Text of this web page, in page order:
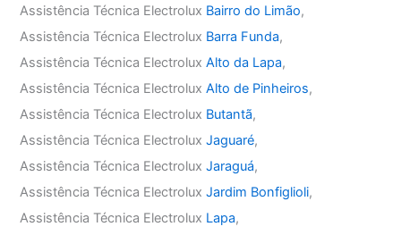
Assistência Técnica Electrolux Bairro do Limão,
Assistência Técnica Electrolux Barra Funda,
Assistência Técnica ElectroluxAlto da Lapa,
Assistência Técnica ElectroluxAlto de Pinheiros,
Assistência Técnica Electrolux Butantã,
Assistência Técnica ElectroluxJaguaré,
Assistência Técnica ElectroluxJaraguá,
Assistência Técnica ElectroluxJardim Bonfiglioli,
Assistência Técnica Electrolux Lapa,